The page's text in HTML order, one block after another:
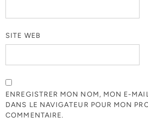
SITE WEB
ENREGISTRER MON NOM, MON E-
DANS LE NAVIGATEUR POUR MON
COMMENTAIRE.